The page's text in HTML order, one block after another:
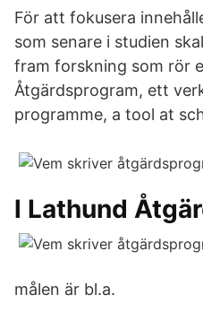
För att fokusera
som senare i studien
fram forskning som rör
Åtgärdsprogram, ett
programme, a tool at
l Lathund
målen är bl.a.